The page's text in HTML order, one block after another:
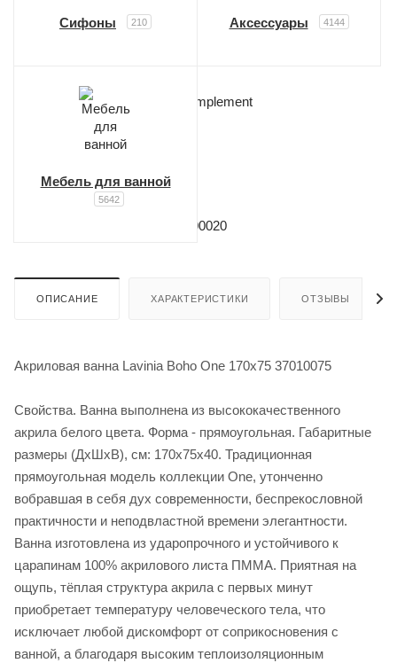
Сифоны 210 Аксессуары 4144
Мебель для ванной
5642
ОПИСАНИЕ ХАРАКТЕРИСТИКИ ОТЗЫВЫ
Акриловая ванна Lavinia Boho One 170x75 37010075
Свойства. Ванна выполнена из высококачественного
акрила белого цвета. Форма - прямоугольная. Габаритные
размеры (ДхШхВ), см: 170х75х40. Традиционная
прямоугольная модель коллекции One, утонченно
вобравшая в себя дух современности, беспрекословной
практичности и неподвластной времени элегантности.
Ванна изготовлена из ударопрочного и устойчивого к
царапинам 100% акрилового листа ПММА. Приятная на
ощупь, тёплая структура акрила с первых минут
приобретает температуру человеческого тела, что
исключает любой дискомфорт от соприкосновения с
ванной, а благодаря высоким теплоизоляционным